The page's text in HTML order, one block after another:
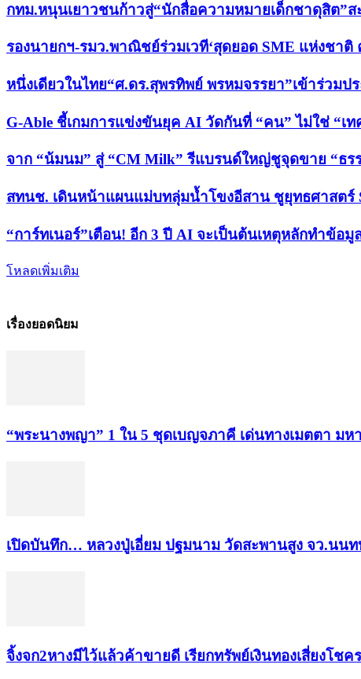
กทม.หนุนเยาวชนก้าวสู่“นักสื่อความหมายเด็กชาดุสิต”
รองนายกฯ-รมว.พาณิชย์ร่วมเวที‘สุดยอด SME แห่งชา
หนึ่งเดียวในไทย“ศ.ดร.สุพรทิพย์ พรหมจรรยา”เข้าร่ว
G-Able ชี้เกมการแข่งขันยุค AI วัดกันที่ “คน” ไม่ใช่ “เท
จาก “น้มนม” สู่ “CM Milk” รีแบรนด์ใหญ่ชูจุดขาย “ธ
สทนช. เดินหน้าแผนแม่บทลุ่มน้ำโขงอีสาน ชูยุทธศาสตร์
“การ์ทเนอร์”เตือน! อีก 3 ปี AI จะเป็นต้นเหตุหลักทำข้อ
โหลดเพิ่มเติม
เรื่องยอดนิยม
“พระ​นาง​พญา” 1 ใน 5​ ชุดเบญจ​ภาคี​ เด่นทางเมตตา​ ม
เปิดบันทึก… หลวงปู่เอี่ยม ​ปฐม​นาม​ วัดสะพานสูง​ จว.นนท
จิ้งจก​2​หาง​มีไว้แล้ว​ค้าขาย​ดี​ เรียก​ทรัพย์เงินทอง​เสี่ยงโชค​